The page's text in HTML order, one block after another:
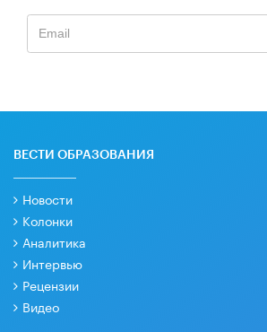
ВЕСТИ ОБРАЗОВАНИЯ
Новости
Колонки
Аналитика
Интервью
Рецензии
Видео